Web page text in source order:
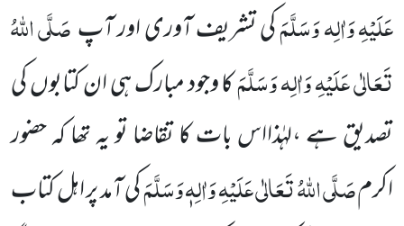
عَلَیْہِ وَاٰلِہ وَسَلَّمَکی تشریف آوری اور آپصَلَّی اللہُ
تَعَالٰی عَلَیْہِ وَاٰلِہ وَسَلَّمَکا وجود مبارک ہی ان کتابوں کی
تصدیق ہے ،لہٰذااس بات کا تقاضا تو یہ تھا کہ حضور
اکرمصَلَّی اللہُ تَعَالٰی عَلَیْہِ وَاٰلِہٖ وَسَلَّمَکی آمد پر اہل کتاب